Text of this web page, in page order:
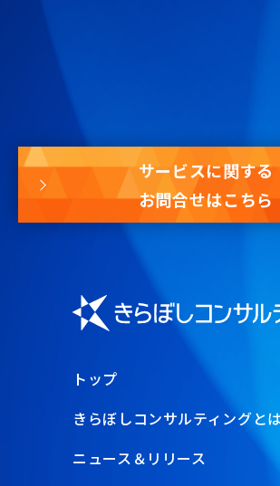
サービスに関する
お問合せはこちら
トップ
きらぼしコンサルティングとは
ニュース＆リリース